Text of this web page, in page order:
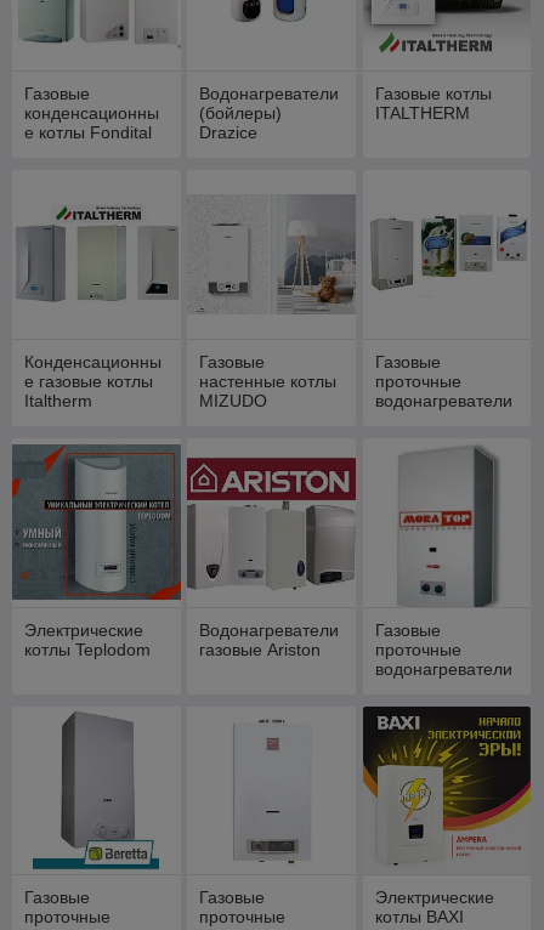
Газовые
конденсационны
е котлы Fondital
Водонагреватели
(бойлеры)
Drazice
Газовые котлы
ITALTHERM
Конденсационны
е газовые котлы
Italtherm
Газовые
настенные котлы
MIZUDO
Газовые
проточные
водонагреватели
Электрические
котлы Teplodom
Водонагреватели
газовые Ariston
Газовые
проточные
водонагреватели
Газовые
проточные
Газовые
проточные
Электрические
котлы BAXI